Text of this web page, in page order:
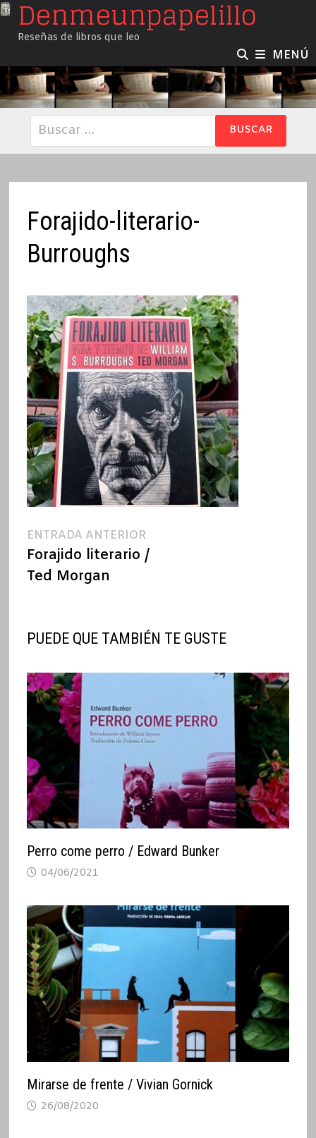
SaltarDenmeunpapelillo
Reseñas de libros que leo
MENÚ
Buscar:
Forajido-literario-
Burroughs
Navegación
de
entradas
ENTRADA ANTERIOREntrada
anterior:
Forajido literario /
Ted Morgan
PUEDE QUE TAMBIÉN TE GUSTE
Perro come perro / Edward Bunker
04/06/2021
Mirarse de frente / Vivian Gornick
26/08/2020